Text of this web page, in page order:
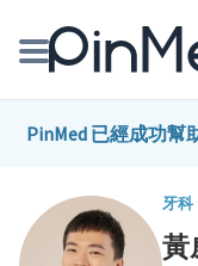
線上預約醫師、院所
醫師專欄專訪
健康主題館
PinMed 已經成功幫
牙科
黃